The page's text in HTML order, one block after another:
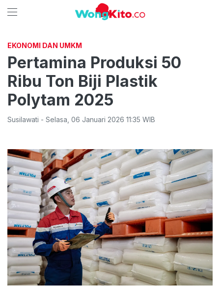
EKONOMI DAN UMKM
Pertamina Produksi 50
Ribu Ton Biji Plastik
Polytam 2025
Susilawati - Selasa 06 Januari 2026 11:35 WIB